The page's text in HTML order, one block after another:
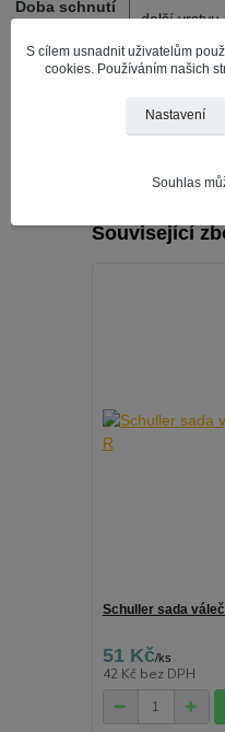
Dulux Rapidry
Doba schnutí
- další vrstvu
Související
Schuller sada
51 Kč/ks
42 Kč bez DPH
S cílem usnadnit uživatelům
cookies. Používáním našich
Nastavení
Souhlas